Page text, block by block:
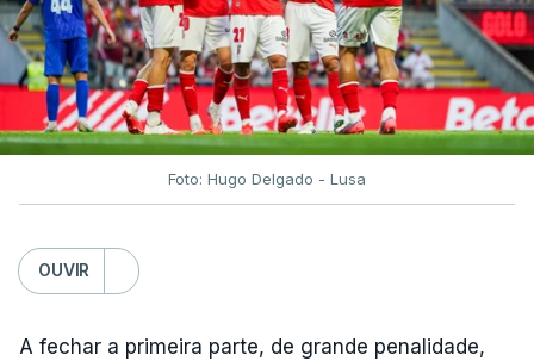
Foto: Hugo Delgado - Lusa
OUVIR
A fechar a primeira parte, de grande penalidade,